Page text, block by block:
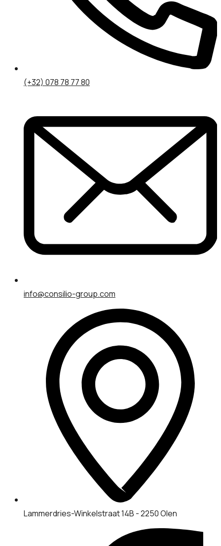
(+32) 078 78 77 80
info@consilio-group.com
Lammerdries-Winkelstraat 14B - 2250 Olen